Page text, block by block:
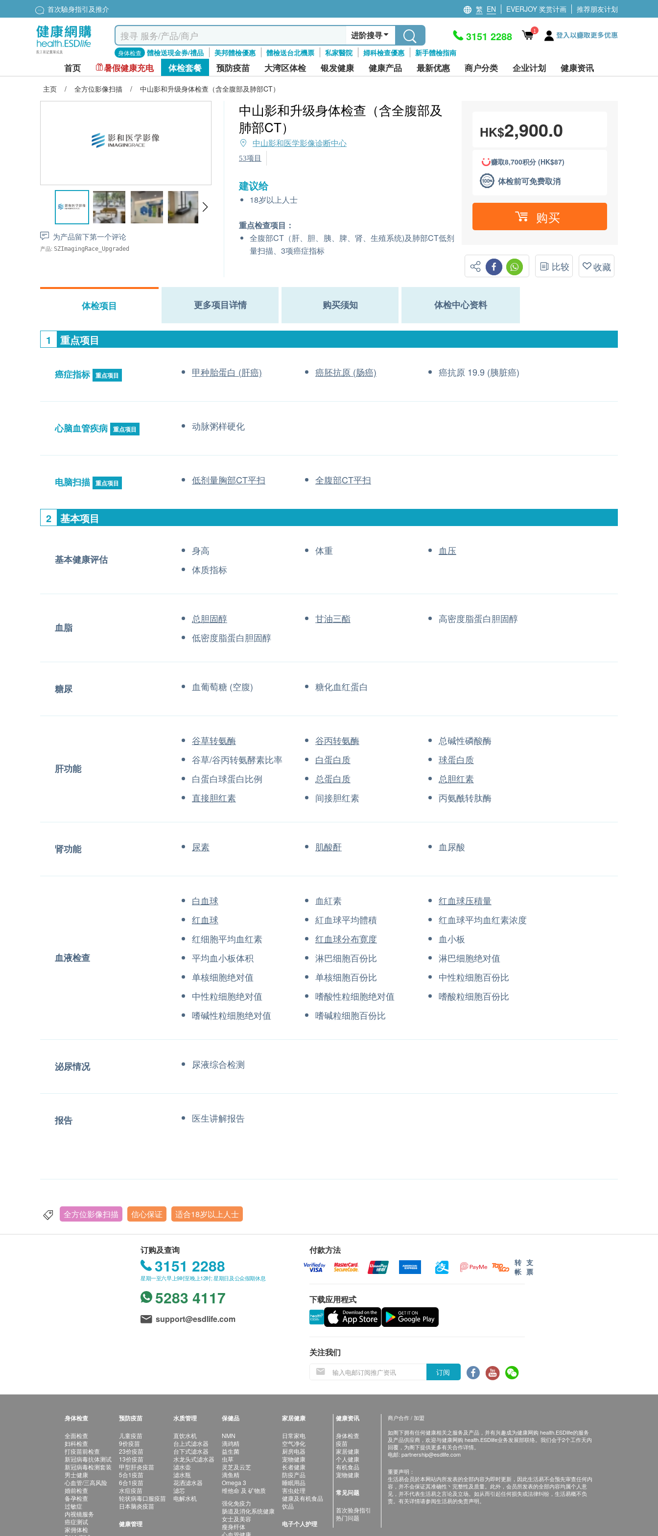
首次驗身指引及推介 繁 EN EVERJOY 奖赏计画 推荐朋友计划
进阶搜寻
身体检查 體檢送現金券/禮品 美邦體檢優惠 體檢送台北機票 私家醫院 婦科檢查優惠 新手體檢指南
3151 2288 1 登入以赚取更多优惠
首页 暑假健康充电 体检套餐 预防疫苗 大湾区体检 银发健康 健康产品 最新优惠 商户分类 企业计划 健康资讯
主页 / 全方位影像扫描 / 中山影和升级身体检查（含全腹部及肺部CT）
为产品留下第一个评论
产品: SZImagingRace_Upgraded
中山影和升级身体检查（含全腹部及
肺部CT）
中山影和医学影像诊断中心
53项目
建议给
18岁以上人士
重点检查项目：
全腹部CT（肝、胆、胰、脾、肾、生殖系统)及肺部CT低剂
量扫描、3项癌症指标
HK$2,900.0
赚取8,700积分 (HK$87)
体检前可免费取消
购买
比较 收藏
体检项目 更多项目详情 购买须知 体检中心资料
1 重点项目
癌症指标 重点项目 甲种胎蛋白 (肝癌) 癌胚抗原 (肠癌) 癌抗原 19.9 (胰脏癌)
心脑血管疾病 重点项目 动脉粥样硬化
电脑扫描 重点项目 低剂量胸部CT平扫 全腹部CT平扫
2 基本项目
基本健康评估
身高 体重
血压
体质指标
血脂
总胆固醇 甘油三酯
高密度脂蛋白胆固醇
低密度脂蛋白胆固醇
糖尿 血葡萄糖 (空腹) 糖化血红蛋白
肝功能
谷草转氨酶 谷丙转氨酶
总碱性磷酸酶
谷草/谷丙转氨酵素比率
白蛋白质
球蛋白质
白蛋白球蛋白比例
总蛋白质
总胆红素
直接胆红素
间接胆红素 丙氨酰转肽酶
肾功能 尿素 肌酸酐 血尿酸
血液检查
白血球 血紅素
红血球压積量
红血球
紅血球平均體積
红血球平均血红素浓度
红细胞平均血红素
红血球分布寛度
血小板
平均血小板体积
淋巴细胞百份比
淋巴细胞绝对值
单核细胞绝对值
单核细胞百份比
中性粒细胞百份比
中性粒细胞绝对值
嗜酸性粒细胞绝对值
嗜酸粒细胞百份比
嗜碱性粒细胞绝对值
嗜碱粒细胞百份比
泌尿情况 尿液综合检测
报告 医生讲解报告
全方位影像扫描 信心保证 适合18岁以上人士
订购及查询
3151 2288
星期一至六早上9时至晚上12时; 星期日及公众假期休息
5283 4117
support@esdlife.com
付款方法
转
帐
支
票
下载应用程式
关注我们
订阅
身体检查
全面检查
妇科检查
打疫苗前检查
新冠病毒抗体测试
新冠病毒检测套装
男士健康
心血管/三高风险
婚前检查
备孕检查
过敏症
内视镜服务
癌症测试
家佣体检
预防疫苗
儿童疫苗
9价疫苗
23价疫苗
13价疫苗
甲型肝炎疫苗
5合1疫苗
6合1疫苗
水痘疫苗
轮状病毒口服疫苗
日本脑炎疫苗
健康管理
水质管理
直饮水机
台上式滤水器
台下式滤水器
水龙头式滤水器
滤水壶
滤水瓶
花洒滤水器
滤芯
电解水机
保健品
NMN
滴鸡精
益生菌
虫草
灵芝及云芝
滴鱼精
Omega 3
维他命 及 矿物质
强化免疫力
肠道及消化系统健康
女士及美容
瘦身纤体
心血管健康
家居健康
日常家电
空气净化
厨房电器
宠物健康
长者健康
防疫产品
睡眠用品
害虫处理
健康及有机食品
饮品
电子个人护理
健康资讯
身体检查
疫苗
家居健康
个人健康
有机食品
宠物健康
常见问题
首次验身指引
热门问题
商户合作 / 加盟
如阁下拥有任何健康相关之服务及产品，并有兴趣成为健康网购 health.ESDlife的服务
及产品供应商，欢迎与健康网购 health.ESDlife业务发展部联络。我们会于2个工作天内
回覆，为阁下提供更多有关合作详情。
电邮: partnership@esdlife.com
重要声明：
生活易会员於本网站内所发表的全部内容为即时更新，因此生活易不会预先审查任何内
容，并不会保证其准确性丶完整性及质量。此外，会员所发表的全部内容均属个人意
见，并不代表生活易之言论及立场。如从而引起任何损失或法律纠纷，生活易概不负
责。有关详情请参阅生活易的免责声明。